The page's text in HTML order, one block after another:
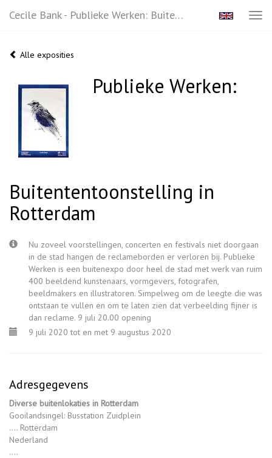
Cecile Bank - Publieke Werken: Buitententoonstelling In Rotterdam
Alle exposities
Publieke Werken:
Buitententoonstelling in
Rotterdam
Nu zoveel voorstellingen, concerten en festivals niet doorgaan
in de stad hangen de reclameborden er verloren bij. Publieke
Werken is een buitenexpo door heel de stad met werk van ruim
400 beeldend kunstenaars, vormgevers, fotografen,
beeldmakers en illustratoren. Simpelweg om de leegte die was
ontstaan te vullen en om te laten zien dat verbeelding fijner is
dan reclame. 9 juli 20.00 opening
9 juli 2020 tot en met 9 augustus 2020
Adresgegevens
Diverse buitenlokaties in Rotterdam
Gooilandsingel: Busstation Zuidplein
.... Rotterdam
Nederland
....